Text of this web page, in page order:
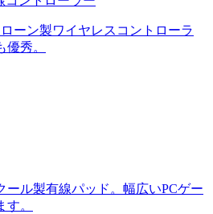
ーン製ワイヤレスコントローラ
秀。
ール製有線パッド。幅広いPCゲー
。